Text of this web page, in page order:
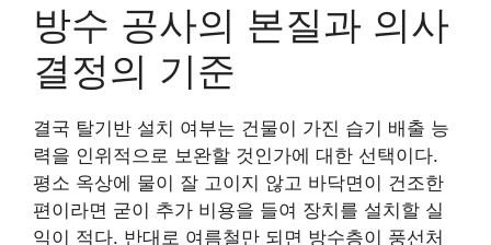
방수 공사의 본질과 의사
결정의 기준
결국 탈기반 설치 여부는 건물이 가진 습기 배출 능
력을 인위적으로 보완할 것인가에 대한 선택이다.
평소 옥상에 물이 잘 고이지 않고 바닥면이 건조한
편이라면 굳이 추가 비용을 들여 장치를 설치할 실
익이 적다. 반대로 여름철만 되면 방수층이 풍선처